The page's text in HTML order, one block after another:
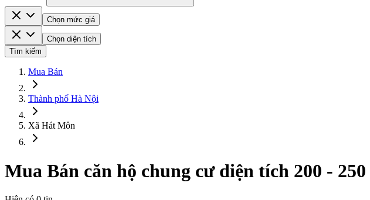
Chọn mức giá
Chọn diện tích
Tìm kiếm
Mua Bán
Thành phố Hà Nội
Xã Hát Môn
Mua Bán căn hộ chung cư diện tích 200 -